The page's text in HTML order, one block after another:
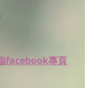
facebook專頁